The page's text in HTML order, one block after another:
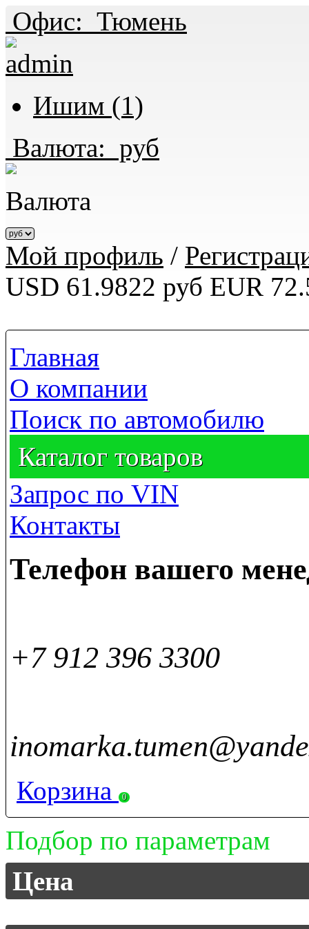
Офис: Тюмень
Ишим (1)
Валюта: руб
Валюта
Мой профиль /
USD 61.9822 руб EUR
Главная
О компании
Поиск по автомобилю
Каталог товаров
Запрос по VIN
Контакты
Телефон вашего
+7 912 396 3300
Корзина 0
Подбор по параметрам
Цена